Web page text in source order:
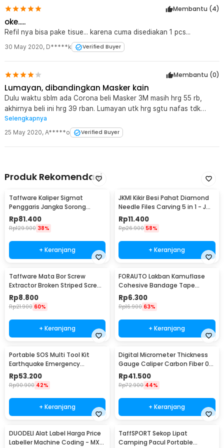
PM2.5 KN95 - 3600
Membantu (4)
oke.....
Refil nya bisa pake tisue... karena cuma disediakan 1 pcs...
30 May 2020, D*****k Verified Buyer
Membantu (0)
Lumayan, dibandingkan Masker kain
Dulu waktu sblm ada Corona beli Masker 3M masih hrg 55 rb,
akhirnya beli ini hrg 39 rban. Lumayan utk hrg sgtu nafas tdk
sesak klau buat antisipasi Corona cuma tdk cocok utk lingkungan
industri Chemicals. Semoga hrg nya stabil klau bisa turun lagi ;)
Normal spt dulu hrg di bawah 30 rban.
Selengkapnya
25 May 2020, A*****o Verified Buyer
Produk Rekomendasi
Taffware Kaliper Sigmat
Penggaris Jangka Sorong
Digital LCD 150mm - SH20
Rp81.400
Rp129.900 38%
+ Keranjang
JKMI Kikir Besi Pahat Diamond
Needle Files Carving 5 in 1 - JM-
FL1-1
Rp11.400
Rp26.900 58%
+ Keranjang
Taffware Mata Bor Screw
Extractor Broken Striped Screw
Remover 4 PCS - S2
Rp8.800
Rp21.900 60%
+ Keranjang
FORAUTO Lakban Kamuflase
Cohesive Bandage Tape
Hunting 4.5M 50mm - H10
Rp6.300
Rp16.900 63%
+ Keranjang
Portable SOS Multi Tool Kit
Earthquake Emergency
Outdoor Survival - JT21
Rp53.200
Rp90.900 42%
+ Keranjang
Digital Micrometer Thickness
Gauge Caliper Carbon Fiber 0-
12.7mm - TDT25
Rp41.500
Rp72.900 44%
+ Keranjang
DUODELI Alat Label Harga Price
Labeller Machine Coding - MX-
TaffSPORT Sekop Lipat
Camping Pacul Portable